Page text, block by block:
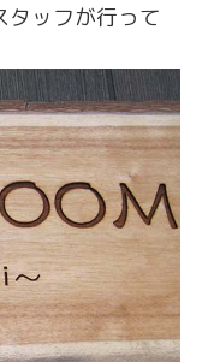
ッフが行って